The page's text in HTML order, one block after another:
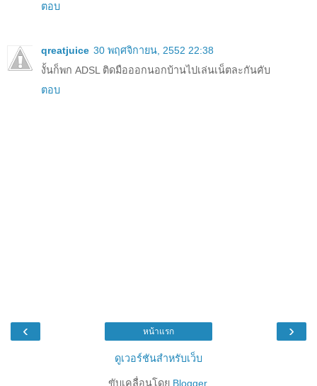
ตอบ
qreatjuice 30 พฤศจิกายน, 2552 22:38
งั้นก็พก ADSL ติดมือออกนอกบ้านไปเล่นเน็ตละกันคับ
ตอบ
‹ ›
หน้าแรก
ดูเวอร์ชันสำหรับเว็บ
ขับเคลื่อนโดย Blogger.